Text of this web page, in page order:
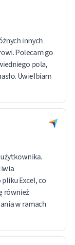
innych
Polecam go
pola,
Uwielbiam
Excel, co
również
w ramach